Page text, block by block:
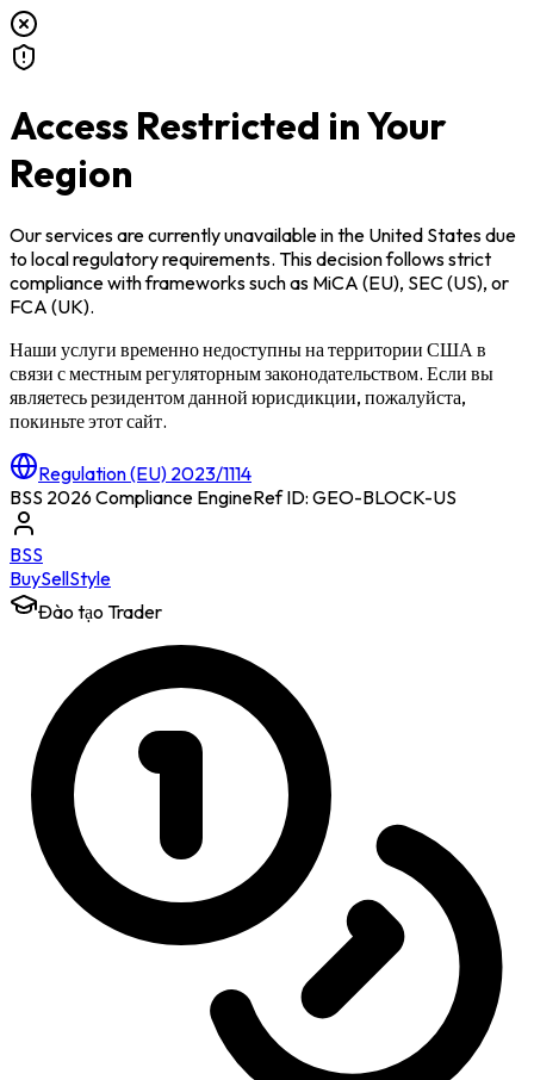
Access Restricted in Your
Region
Our services are currently unavailable inthe United Statesdue
to local regulatory requirements. This decision follows strict
compliance with frameworks such as MiCA (EU), SEC (US), or
FCA (UK).
Наши услуги временно недоступны на территории США в
связи с местным регуляторным законодательством. Если вы
являетесь резидентом данной юрисдикции, пожалуйста,
покиньте этот сайт.
Regulation (EU) 2023/1114
BSS 2026 Compliance EngineRef ID: GEO-BLOCK-US
BSS
BuySellStyle
Đào tạo Trader